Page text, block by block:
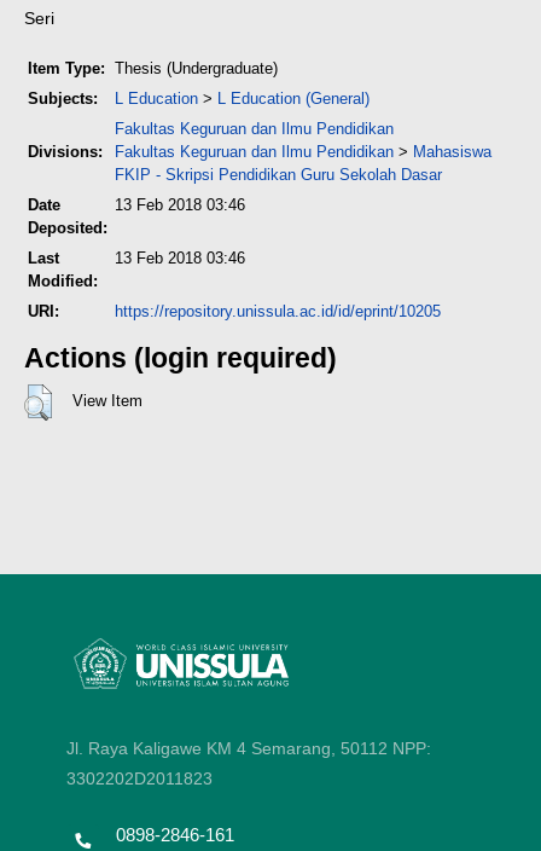
Seri
Item Type: Thesis (Undergraduate)
Subjects:
L Education > L Education (General)
Divisions:
Fakultas Keguruan dan Ilmu Pendidikan
Fakultas Keguruan dan Ilmu Pendidikan > Mahasiswa
FKIP - Skripsi Pendidikan Guru Sekolah Dasar
Date
Deposited:
13 Feb 2018 03:46
Last
Modified:
13 Feb 2018 03:46
URI: https://repository.unissula.ac.id/id/eprint/10205
Actions (login required)
View Item
Jl. Raya Kaligawe KM 4 Semarang, 50112 NPP:
3302202D2011823
0898-2846-161